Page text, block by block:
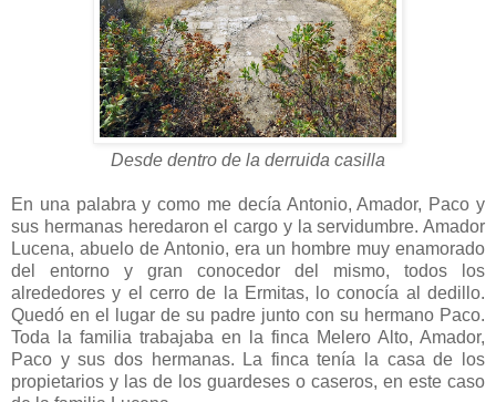
Desde dentro de la derruida casilla
En una palabra y como me decía Antonio, Amador, Paco y
sus hermanas heredaron el cargo y la servidumbre. Amador
Lucena, abuelo de Antonio, era un hombre muy enamorado
del entorno y gran conocedor del mismo, todos los
alrededores y el cerro de la Ermitas, lo conocía al dedillo.
Quedó en el lugar de su padre junto con su hermano Paco.
Toda la familia trabajaba en la finca Melero Alto, Amador,
Paco y sus dos hermanas. La finca tenía la casa de los
propietarios y las de los guardeses o caseros, en este caso